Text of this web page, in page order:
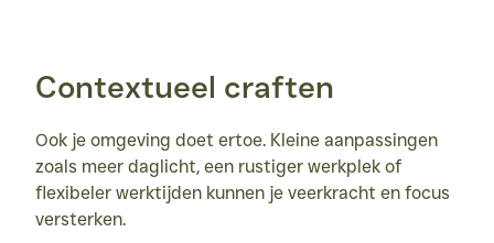
Contextueel craften
Ook je omgeving doet ertoe. Kleine aanpassingen
zoals meer daglicht, een rustiger werkplek of
flexibeler werktijden kunnen je veerkracht en focus
versterken.